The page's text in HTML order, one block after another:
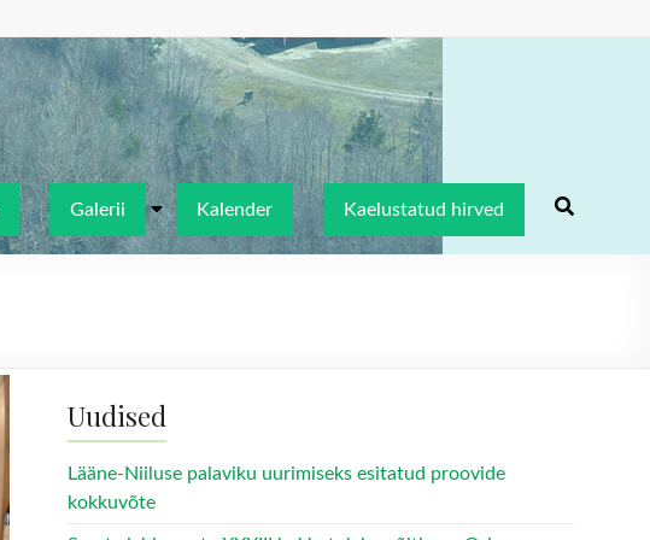
Galerii Kalender Kaelustatud hirved
Uudised
Lääne-Niiluse palaviku uurimiseks esitatud proovide
kokkuvõte